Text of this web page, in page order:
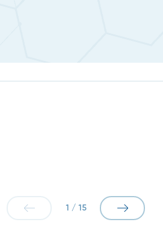
методами с
Не откладывайте визит к
1 / 15